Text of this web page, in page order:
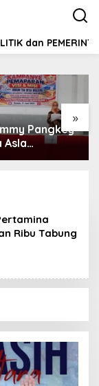
dan
»
Pangkey
Asla
Visi Misi
Ribu Tabung